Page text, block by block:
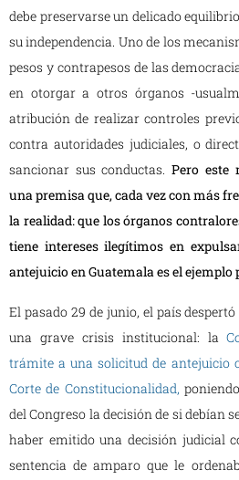
debe preservarse un delicado
su independencia. Uno de los
pesos y contrapesos de las
en otorgar a otros órganos -
atribución de realizar controles
contra autoridades judiciales, o
sancionar sus conductas.Pero este
una premisa que, cada vez con más
la realidad: que los órganos
tiene intereses ilegítimos en
antejuicio en Guatemala es el ejemplo
El pasado 29 de junio, el país
una grave crisis institucional: la
trámite a una solicitud de antejuicio
Corte de Constitucionalidad,
del Congreso la decisión de si debían
haber emitido una decisión judicial
sentencia de amparo que le